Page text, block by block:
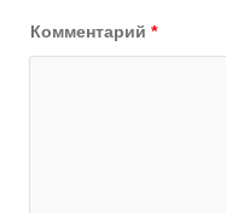
Комментарий *